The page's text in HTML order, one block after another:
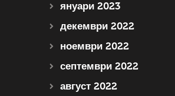
януари 2023
декември 2022
ноември 2022
септември 2022
август 2022